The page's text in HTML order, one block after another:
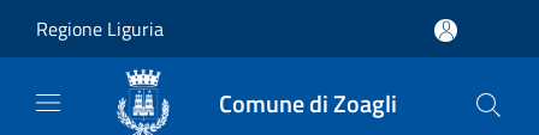
Regione Liguria
Comune di Zoagli